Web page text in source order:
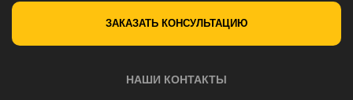
ЗАКАЗАТЬ КОНСУЛЬТАЦИЮ
НАШИ КОНТАКТЫ